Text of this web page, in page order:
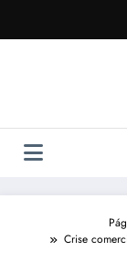
o
Crise